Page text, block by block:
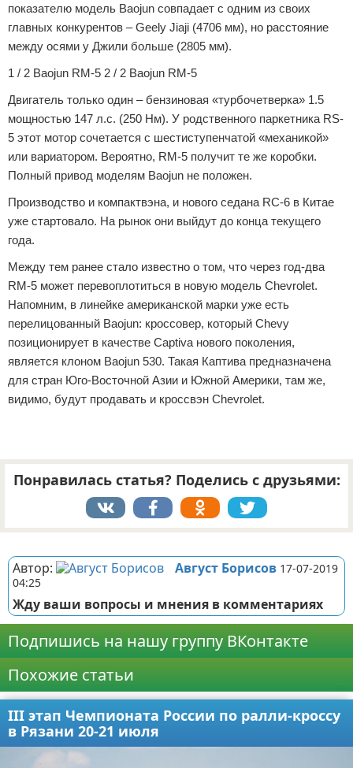
показателю модель Baojun совпадает с одним из своих
главных конкурентов – Geely Jiaji (4706 мм), но расстояние
между осями у Джили больше (2805 мм).
1 / 2 Baojun RM-5 2 / 2 Baojun RM-5
Двигатель только один – бензиновая «турбочетверка» 1.5
мощностью 147 л.с. (250 Нм). У родственного паркетника RS-
5 этот мотор сочетается с шестиступенчатой «механикой»
или вариатором. Вероятно, RM-5 получит те же коробки.
Полный привод моделям Baojun не положен.
Производство и компактвэна, и нового седана RC-6 в Китае
уже стартовало. На рынок они выйдут до конца текущего
года.
Между тем ранее стало известно о том, что через год-два
RM-5 может перевоплотиться в новую модель Chevrolet.
Напомним, в линейке американской марки уже есть
перелицованный Baojun: кроссовер, который Chevy
позиционирует в качестве Captiva нового поколения,
является клоном Baojun 530. Такая Каптива предназначена
для стран Юго-Восточной Азии и Южной Америки, там же,
видимо, будут продавать и кроссвэн Chevrolet.
Понравилась статья? Поделись с друзьями:
Автор: Август Борисов 17-07-2019
04:25
Жду ваши вопросы и мнения в комментариях
Подпишись на нашу группу ВКонтакте
Похожие статьи
III этап Чемпионата России по ралли-кроссу
в Рязани 20-21 июля